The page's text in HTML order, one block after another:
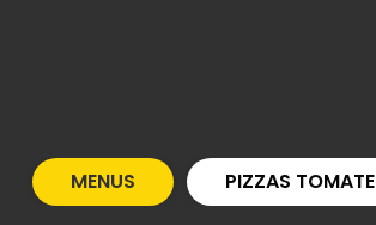
MENUS PIZZAS TOMATE